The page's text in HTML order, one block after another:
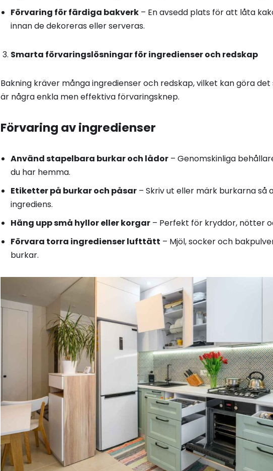
Förvaring för färdiga bakverk – En avsedd plats för att låta
innan de dekoreras eller serveras.
Smarta förvaringslösningar för ingredienser och redskap
Bakning kräver många ingredienser och redskap, vilket kan göra
är några enkla men effektiva förvaringsknep.
Förvaring av ingredienser
Använd stapelbara burkar och lådor – Genomskinliga
du har hemma.
Etiketter på burkar och påsar – Skriv ut eller märk burkarna
ingrediens.
Häng upp små hyllor eller korgar – Perfekt för kryddor, nötter
Förvara torra ingredienser lufttätt – Mjöl, socker och
burkar.